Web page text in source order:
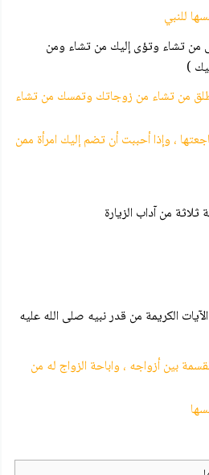
للنبي
من تشاء وتؤى إليك من تشاء ومن
)
تطلق من تشاء من زوجاتك وتمسك من تشاء
، وإذا أحببت أن تضم إليك امرأة ممن
من آداب الزيارة
الكريمة من قدر نبيه صلى الله عليه
بين أزواجه ، واباحة الزواج له من